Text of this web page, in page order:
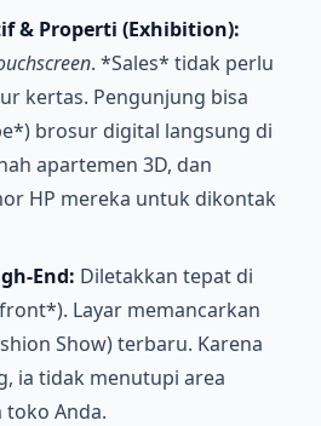
& Properti (Exhibition):
. *Sales* tidak perlu
kertas. Pengunjung bisa
brosur digital langsung di
apartemen 3D, dan
HP mereka untuk dikontak
End: Diletakkan tepat di
Layar memancarkan
Show) terbaru. Karena
ia tidak menutupi area
toko Anda.